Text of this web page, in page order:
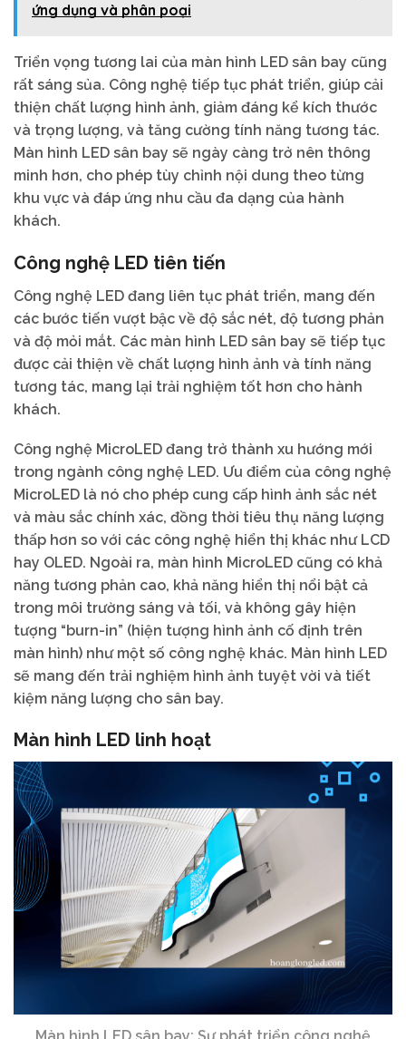
ứng dụng và phân poại
Triển vọng tương lai của màn hình LED sân bay cũng
rất sáng sủa. Công nghệ tiếp tục phát triển, giúp cải
thiện chất lượng hình ảnh, giảm đáng kể kích thước
và trọng lượng, và tăng cường tính năng tương tác.
Màn hình LED sân bay sẽ ngày càng trở nên thông
minh hơn, cho phép tùy chỉnh nội dung theo từng
khu vực và đáp ứng nhu cầu đa dạng của hành
khách.
Công nghệ LED tiên tiến
Công nghệ LED đang liên tục phát triển, mang đến
các bước tiến vượt bậc về độ sắc nét, độ tương phản
và độ mỏi mắt. Các màn hình LED sân bay sẽ tiếp tục
được cải thiện về chất lượng hình ảnh và tính năng
tương tác, mang lại trải nghiệm tốt hơn cho hành
khách.
Công nghệ MicroLED đang trở thành xu hướng mới
trong ngành công nghệ LED. Ưu điểm của công nghệ
MicroLED là nó cho phép cung cấp hình ảnh sắc nét
và màu sắc chính xác, đồng thời tiêu thụ năng lượng
thấp hơn so với các công nghệ hiển thị khác như LCD
hay OLED. Ngoài ra, màn hình MicroLED cũng có khả
năng tương phản cao, khả năng hiển thị nổi bật cả
trong môi trường sáng và tối, và không gây hiện
tượng “burn-in” (hiện tượng hình ảnh cố định trên
màn hình) như một số công nghệ khác. Màn hình LED
sẽ mang đến trải nghiệm hình ảnh tuyệt vời và tiết
kiệm năng lượng cho sân bay.
Màn hình LED linh hoạt